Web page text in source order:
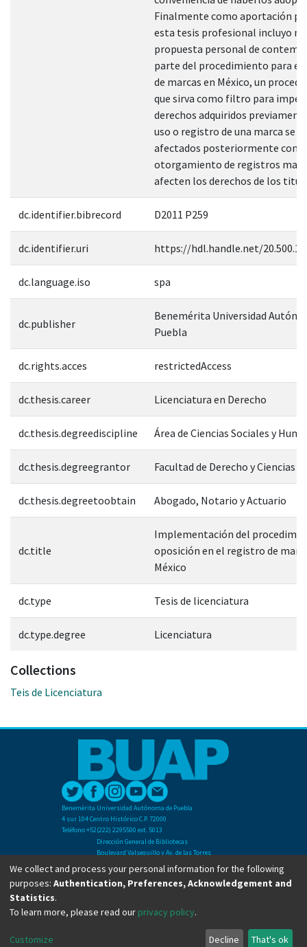
Finalmente como aportación
esta tesis profesional incluyo mi
propuesta personal de
parte del procedimiento para
de marcas en México, un
que sirva como filtro para
derechos adquiridos
uso o registro de una marca se
afectados posteriormente con
otorgamiento de registros
afecten los derechos de los
dc.identifier.bibrecord D2011 P259
dc.identifier.uri https://hdl.handle.net/
dc.language.iso spa
dc.publisher
Benemérita Universidad
Puebla
dc.rights.acces restrictedAccess
dc.thesis.career Licenciatura en Derecho
dc.thesis.degreediscipline Área de Ciencias Sociales y
dc.thesis.degreegrantor Facultad de Derecho y Ciencias
dc.thesis.degreetoobtain Abogado, Notario y Actuario
dc.title
Implementación del
oposición en el registro de
México
dc.type Tesis de licenciatura
dc.type.degree Licenciatura
Collections
Teis de Licenciatura
Benemérita Universidad Autónoma de Puebla
4 sur 104 Centro Histórico C.P. 72000
Teléfono +52(222) 2295500 ext. 5013
Dirección General de Bibliotecas
Boulevard Valsequillo y Av. de las Torres
Ciudad Universitaria. Col. San Manuel
C.P. 72570
Teléfono +52 (222) 2295500 Ext 2901
Copyright © Dirección General de Bibliotecas - BUAP 2024. All right reserved.
We collect and process your personal information for the following
purposes: Authentication, Preferences, Acknowledgement and
Statistics.
To learn more, please read our privacy policy.
Customize Decline That's ok